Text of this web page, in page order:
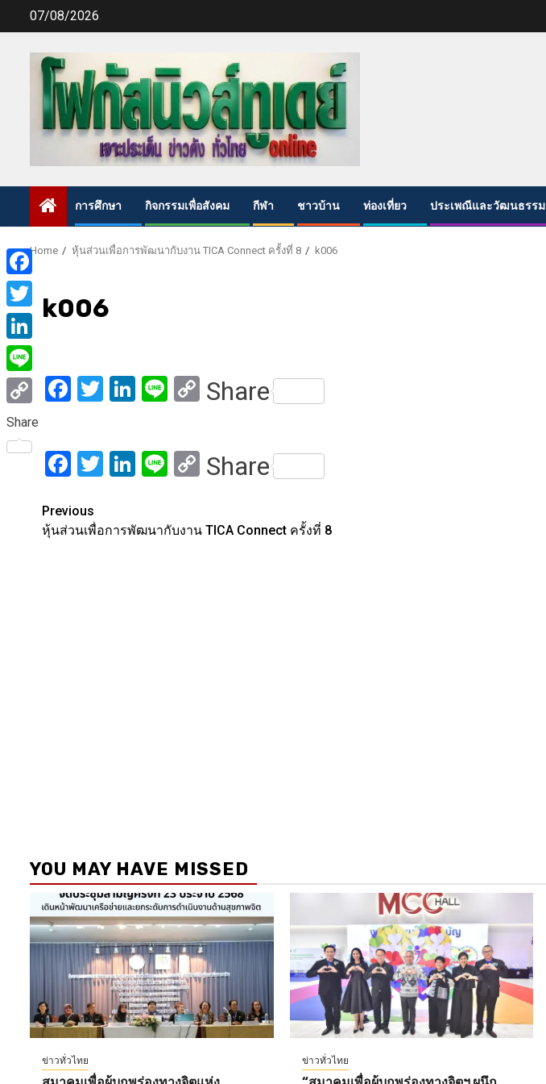
07/08/2026
การศึกษา กิจกรรมเพื่อสังคม กีฬา ชาวบ้าน ท่องเที่ยว ประเพณีและวัฒนธรรม
Home หุ้นส่วนเพื่อการพัฒนากับงาน TICA Connect ครั้งที่ ​8 k006
k006
Facebook
Twitter
LinkedIn
LineCopy
Share
Facebook
Twitter
LinkedIn
LineCopy
Share
Post
navigation
Previous
หุ้นส่วนเพื่อการพัฒนากับงาน TICA Connect ครั้งที่ ​8
YOU MAY HAVE MISSED
ข่าวทั่วไทย ข่าวทั่วไทย
Facebook
Twitter
LinkedIn
Line
Copy
Link
Share